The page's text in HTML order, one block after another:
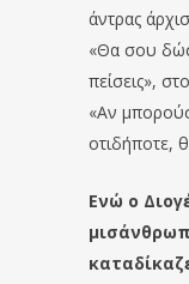
άντρας
«Θα σου
πείσεις»,
«Αν
οτιδήποτε,
Ενώ ο